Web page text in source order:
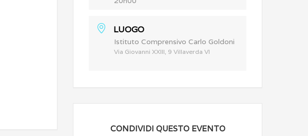
LUOGO
Istituto Comprensivo Carlo Goldoni
Via Giovanni XXIII, 9 Villaverda VI
CONDIVIDI QUESTO EVENTO